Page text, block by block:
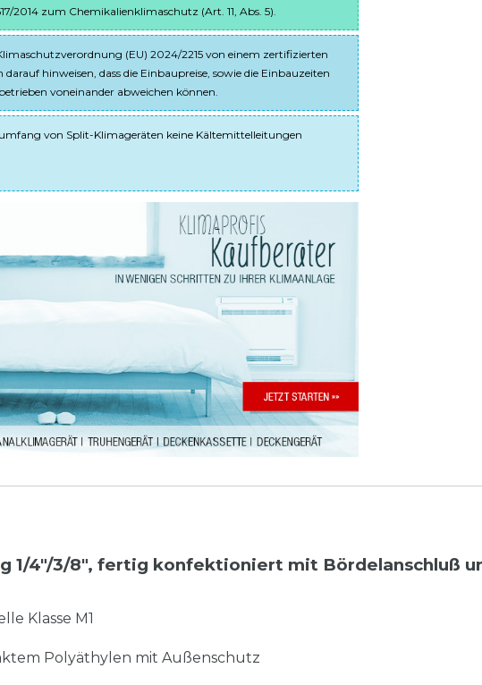
2014 zum Chemikalienklimaschutz (Art. 11, Abs. 5).
(EU) 2024/2215 von einem zertifizierten
hinweisen, dass die Einbaupreise, sowie die Einbauzeiten
voneinander abweichen können.
von Split-Klimageräten keine Kältemittelleitungen
1/4"/3/8", fertig konfektioniert mit Bördelanschluß
Klasse M1
Polyäthylen mit Außenschutz